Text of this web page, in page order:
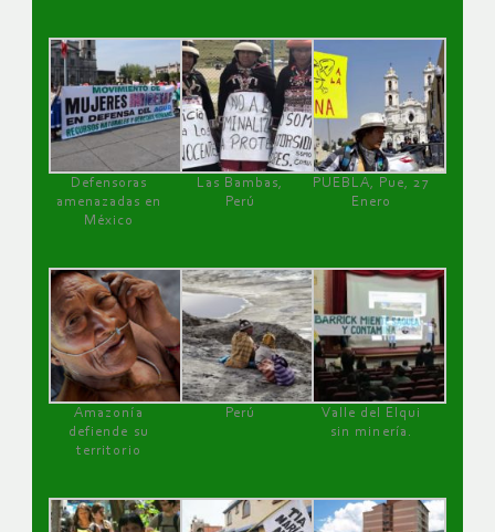
Defensoras
amenazadas en
México
Las Bambas,
Perú
PUEBLA, Pue, 27
Enero
Amazonía
defiende su
territorio
Perú
Valle del Elqui
sin minería.